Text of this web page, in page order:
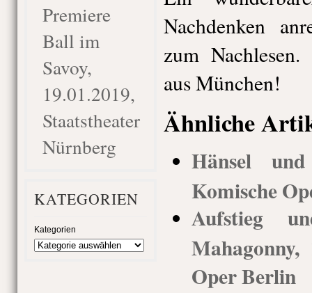
Premiere
Ball im
Savoy,
19.01.2019,
Staatstheater
Nürnberg
KATEGORIEN
Kategorien
Nachdenken
zum
aus München!
Ähnliche
Hänsel
Komische
Aufstieg
Mahagonny,
Oper Berlin